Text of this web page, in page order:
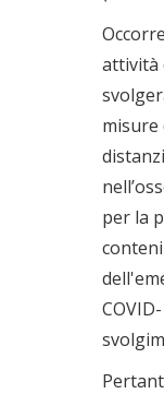
attività
misure
per la